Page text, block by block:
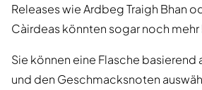
Releases wie Ardbeg Traigh Bhan
Càirdeas könnten sogar noch
Sie können eine Flasche basierend
und den Geschmacksnoten